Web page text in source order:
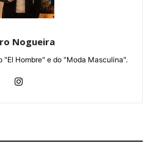
Nogueira
"El Hombre" e do "Moda Masculina".